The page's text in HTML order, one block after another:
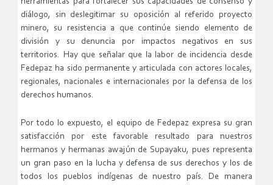
diálogo, sin deslegitimar su oposición al referido proyecto
minero, su resistencia a que continúe siendo elemento de
división y su denuncia por impactos negativos en sus
territorios. Hay que señalar que la labor de incidencia desde
Fedepaz ha sido permanente y articulada con actores locales,
regionales, nacionales e internacionales por la defensa de los
derechos humanos.
Por todo lo expuesto, el equipo de Fedepaz expresa su gran
satisfacción por este favorable resultado para nuestros
hermanos y hermanas awajún de Supayaku, pues representa
un gran paso en la lucha y defensa de sus derechos y los de
todos los pueblos indígenas de nuestro país. De manera